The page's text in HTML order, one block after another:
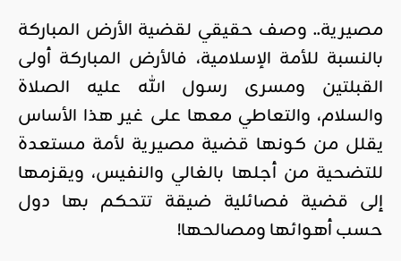
مصيرية.. وصف حقيقي لقضية الأرض المباركة
بالنسبة للأمة الإسلامية، فالأرض المباركة أولى
القبلتين ومسرى رسول الله عليه الصلاة
والسلام، والتعاطي معها على غير هذا الأساس
يقلل من كونها قضية مصيرية لأمة مستعدة
للتضحية من أجلها بالغالي والنفيس، ويقزمها
إلى قضية فصائلية ضيقة تتحكم بها دول
حسب أهوائها ومصالحها!